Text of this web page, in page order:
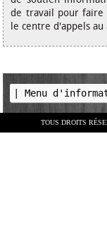
de travail pour faire
le centre d'appels
TOUS DROITS